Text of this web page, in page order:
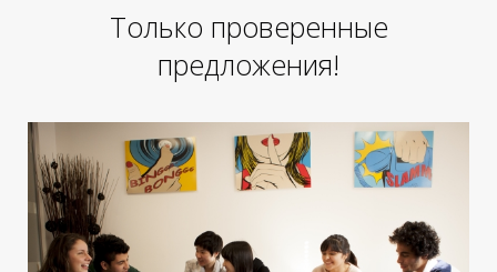
Только проверенные
предложения!